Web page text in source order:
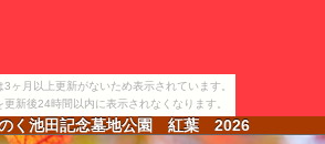
ヶ月以上更新がないため表示されています。
更新後24時間以内に表示されなくなります。
く池田記念墓地公園 紅葉 2026